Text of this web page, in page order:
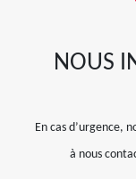
NOUS
En cas d’urgence,
à nous